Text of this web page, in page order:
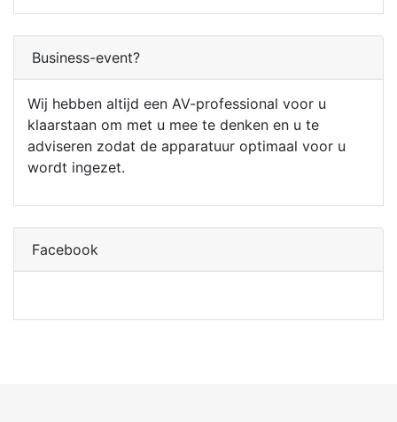
Business-event?
Wij hebben altijd een AV-professional voor u
klaarstaan om met u mee te denken en u te
adviseren zodat de apparatuur optimaal voor u
wordt ingezet.
Facebook